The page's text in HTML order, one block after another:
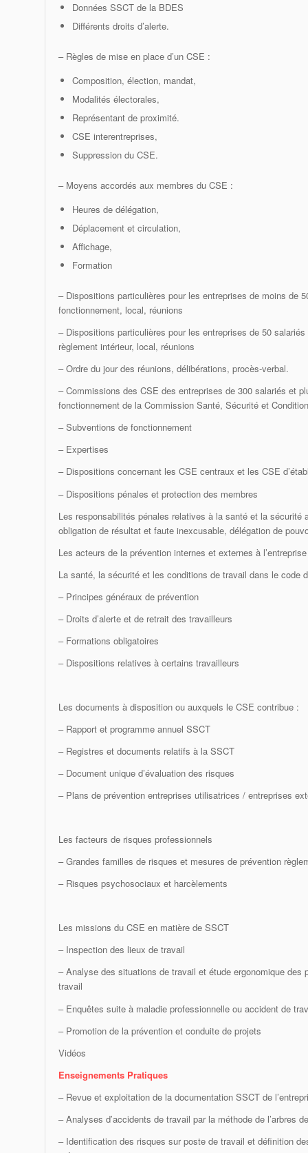
Données SSCT de la BDES
Différents droits d’alerte.
– Règles de mise en place d’un CSE :
Composition, élection, mandat,
Modalités électorales,
Représentant de proximité.
CSE interentreprises,
Suppression du CSE.
– Moyens accordés aux membres du CSE :
Heures de délégation,
Déplacement et circulation,
Affichage,
Formation
– Dispositions particulières pour les entreprises de moins de
fonctionnement, local, réunions
– Dispositions particulières pour les entreprises de 50
règlement intérieur, local, réunions
– Ordre du jour des réunions, délibérations, procès-verbal.
– Commissions des CSE des entreprises de 300 salariés et
fonctionnement de la Commission Santé, Sécurité et
– Subventions de fonctionnement
– Expertises
– Dispositions concernant les CSE centraux et les CSE
– Dispositions pénales et protection des membres
Les responsabilités pénales relatives à la santé et la sécurité
obligation de résultat et faute inexcusable, délégation de
Les acteurs de la prévention internes et externes à l’entreprise
La santé, la sécurité et les conditions de travail dans le code
– Principes généraux de prévention
– Droits d’alerte et de retrait des travailleurs
– Formations obligatoires
– Dispositions relatives à certains travailleurs
Les documents à disposition ou auxquels le CSE contribue :
– Rapport et programme annuel SSCT
– Registres et documents relatifs à la SSCT
– Document unique d’évaluation des risques
– Plans de prévention entreprises utilisatrices / entreprises
Les facteurs de risques professionnels
– Grandes familles de risques et mesures de prévention
– Risques psychosociaux et harcèlements
Les missions du CSE en matière de SSCT
– Inspection des lieux de travail
– Analyse des situations de travail et étude ergonomique des
travail
– Enquêtes suite à maladie professionnelle ou accident de
– Promotion de la prévention et conduite de projets
Vidéos
Enseignements Pratiques
– Revue et exploitation de la documentation SSCT de
– Analyses d’accidents de travail par la méthode de l’arbres
– Identification des risques sur poste de travail et définition